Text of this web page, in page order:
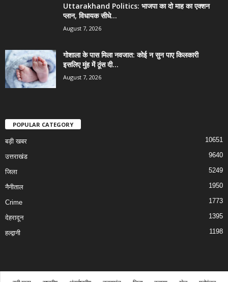
Uttarakhand Politics: भाजपा का दो माह का एक्शन
प्लान, विधायक सीधे...
August 7, 2026
गोशाला के पास मिला नवजात: कोई न सुन पाए किलकारी
इसलिए मुंह में ठूंस दी...
August 7, 2026
POPULAR CATEGORY
बड़ी खबर 10651
उत्तराखंड 9640
जिला 5249
नैनीताल 1950
Crime 1773
देहरादून 1395
हल्द्वानी 1198